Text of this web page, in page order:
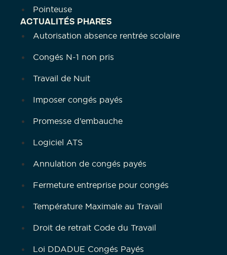
Pointeuse
ACTUALITÉS PHARES
Autorisation absence rentrée scolaire
Congés N-1 non pris
Travail de Nuit
Imposer congés payés
Promesse d’embauche
Logiciel ATS
Annulation de congés payés
Fermeture entreprise pour congés
Température Maximale au Travail
Droit de retrait Code du Travail
Loi DDADUE Congés Payés